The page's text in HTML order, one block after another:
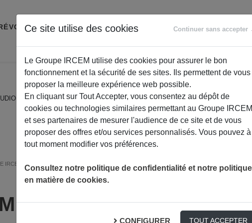
RETRAITE
ACCOMPAGNEMENT
IRCEM ACTUALITÉ LE GROUPE IRCEM MET SES CLIENTS À CONTRIBUTION
met ses clients à
Ce site utilise des cookies Continuer sans accepter
Le Groupe IRCEM utilise des cookies pour assurer le bon
fonctionnement et la sécurité de ses sites. Ils permettent de vous
proposer la meilleure expérience web possible.
En cliquant sur Tout Accepter, vous consentez au dépôt de
cookies ou technologies similaires permettant au Groupe IRCEM
et ses partenaires de mesurer l'audience de ce site et de vous
proposer des offres et/ou services personnalisés. Vous pouvez à
tout moment modifier vos préférences.
Consultez notre politique de confidentialité et notre politique
en matière de cookies.
CONFIGURER TOUT ACCEPTER